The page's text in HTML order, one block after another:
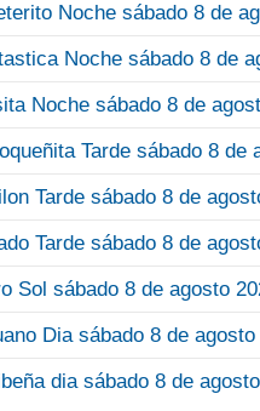
Noche sábado 8 de
Noche sábado 8 de
Noche sábado 8 de
Tarde sábado 8 de
Tarde sábado 8 de
Tarde sábado 8 de
Sol sábado 8 de agosto
Dia sábado 8 de agosto
dia sábado 8 de